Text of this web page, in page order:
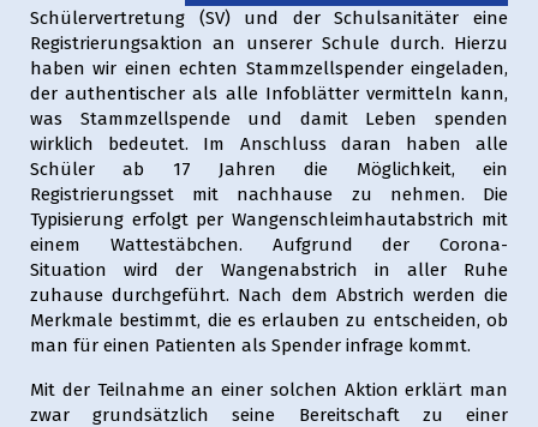
Schülervertretung (SV) und der Schulsanitäter eine
Registrierungsaktion an unserer Schule durch. Hierzu
haben wir einen echten Stammzellspender eingeladen,
der authentischer als alle Infoblätter vermitteln kann,
was Stammzellspende und damit Leben spenden
wirklich bedeutet. Im Anschluss daran haben alle
Schüler ab 17 Jahren die Möglichkeit, ein
Registrierungsset mit nachhause zu nehmen. Die
Typisierung erfolgt per Wangenschleimhautabstrich mit
einem Wattestäbchen. Aufgrund der Corona-
Situation wird der Wangenabstrich in aller Ruhe
zuhause durchgeführt. Nach dem Abstrich werden die
Merkmale bestimmt, die es erlauben zu entscheiden, ob
man für einen Patienten als Spender infrage kommt.
Mit der Teilnahme an einer solchen Aktion erklärt man
zwar grundsätzlich seine Bereitschaft zu einer